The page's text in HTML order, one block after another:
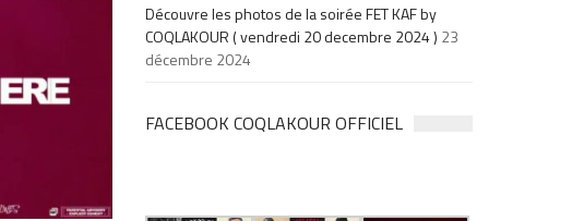
Découvre les photos de la soirée FET KAF by
COQLAKOUR ( vendredi 20 decembre 2024 ) 23
décembre 2024
FACEBOOK COQLAKOUR OFFICIEL